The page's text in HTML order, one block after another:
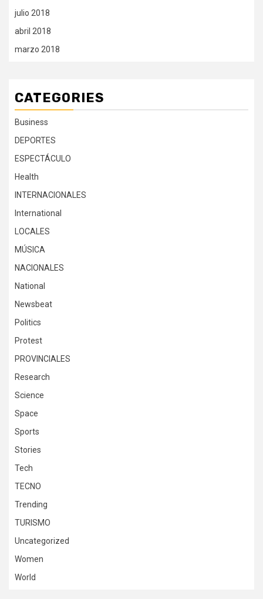
julio 2018
abril 2018
marzo 2018
CATEGORIES
Business
DEPORTES
ESPECTÁCULO
Health
INTERNACIONALES
International
LOCALES
MÚSICA
NACIONALES
National
Newsbeat
Politics
Protest
PROVINCIALES
Research
Science
Space
Sports
Stories
Tech
TECNO
Trending
TURISMO
Uncategorized
Women
World